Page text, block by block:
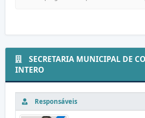
SECRETARIA MUNICIPAL DE
INTERO
Responsáveis